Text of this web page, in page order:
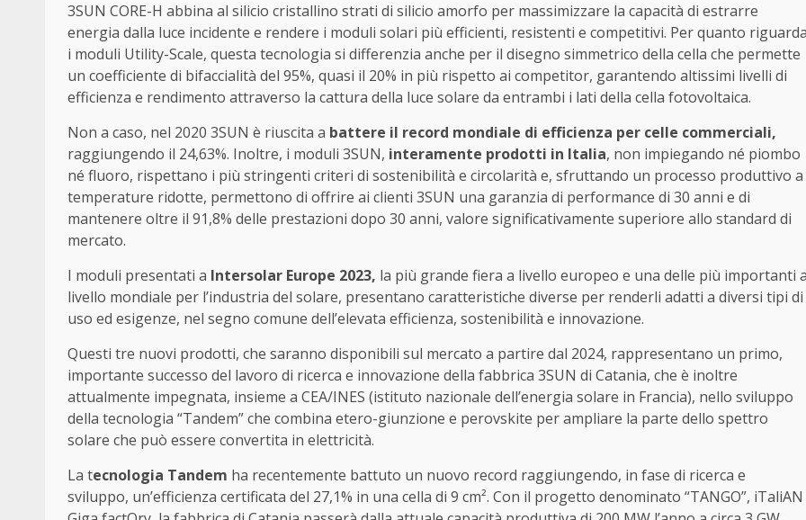
3SUN CORE-H abbina al silicio cristallino strati di silicio amorfo per massimizzare la capacità di estrarre
energia dalla luce incidente e rendere i moduli solari più efficienti, resistenti e competitivi. Per quanto
i moduli Utility-Scale, questa tecnologia si differenzia anche per il disegno simmetrico della cella che permette
un coefficiente di bifaccialità del 95%, quasi il 20% in più rispetto ai competitor, garantendo altissimi livelli di
efficienza e rendimento attraverso la cattura della luce solare da entrambi i lati della cella fotovoltaica.
Non a caso, nel 2020 3SUN è riuscita a battere il record mondiale di efficienza per celle commerciali,
raggiungendo il 24,63%. Inoltre, i moduli 3SUN, interamente prodotti in Italia, non impiegando né piombo
né fluoro, rispettano i più stringenti criteri di sostenibilità e circolarità e, sfruttando un processo produttivo a
temperature ridotte, permettono di offrire ai clienti 3SUN una garanzia di performance di 30 anni e di
mantenere oltre il 91,8% delle prestazioni dopo 30 anni, valore significativamente superiore allo standard di
mercato.
I moduli presentati a Intersolar Europe 2023, la più grande fiera a livello europeo e una delle più importanti
livello mondiale per l’industria del solare, presentano caratteristiche diverse per renderli adatti a diversi tipi di
uso ed esigenze, nel segno comune dell’elevata efficienza, sostenibilità e innovazione.
Questi tre nuovi prodotti, che saranno disponibili sul mercato a partire dal 2024, rappresentano un primo,
importante successo del lavoro di ricerca e innovazione della fabbrica 3SUN di Catania, che è inoltre
attualmente impegnata, insieme a CEA/INES (istituto nazionale dell’energia solare in Francia), nello sviluppo
della tecnologia “Tandem” che combina etero-giunzione e perovskite per ampliare la parte dello spettro
solare che può essere convertita in elettricità.
La tecnologia Tandem ha recentemente battuto un nuovo record raggiungendo, in fase di ricerca e
sviluppo, un’efficienza certificata del 27,1% in una cella di 9 cm². Con il progetto denominato “TANGO”, iTaliAN